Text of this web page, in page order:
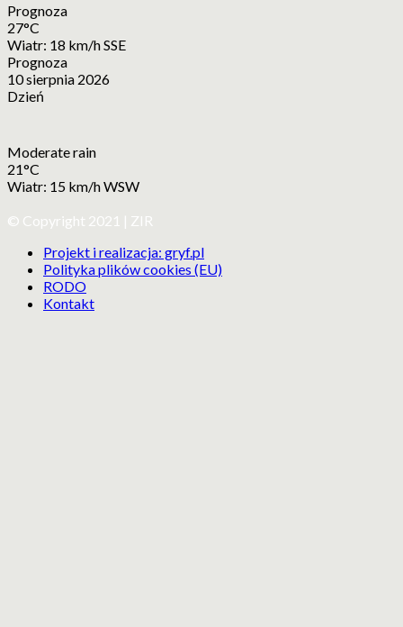
Prognoza
27°C
Wiatr: 18 km/h SSE
Prognoza
10 sierpnia 2026
Dzień
Moderate rain
21°C
Wiatr: 15 km/h WSW
© Copyright 2021 | ZIR
Projekt i realizacja: gryf.pl
Polityka plików cookies (EU)
RODO
Kontakt